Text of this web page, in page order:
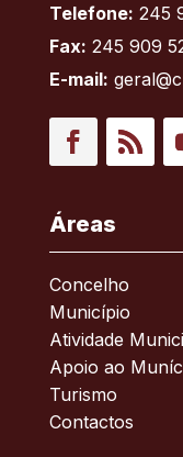
Telefone: 245
Fax: 245 909
E-mail:
Áreas
Concelho
Município
Atividade
Apoio ao
Turismo
Contactos